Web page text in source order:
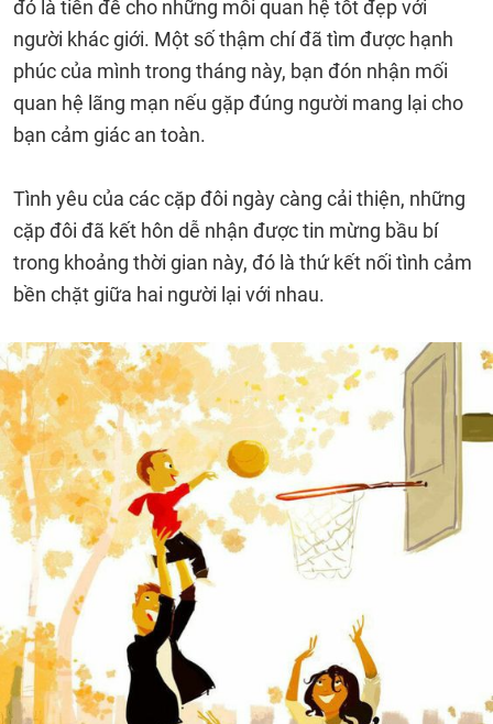
đó là tiền đề cho những mối quan hệ tốt đẹp với
người khác giới. Một số thậm chí đã tìm được hạnh
phúc của mình trong tháng này, bạn đón nhận mối
quan hệ lãng mạn nếu gặp đúng người mang lại cho
bạn cảm giác an toàn.
Tình yêu của các cặp đôi ngày càng cải thiện, những
cặp đôi đã kết hôn dễ nhận được tin mừng bầu bí
trong khoảng thời gian này, đó là thứ kết nối tình cảm
bền chặt giữa hai người lại với nhau.